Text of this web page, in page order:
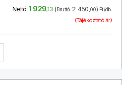
Nettó: 1 929,13 (Bruttó:2 450,00) Ft/db.
(Tájékoztató ár)